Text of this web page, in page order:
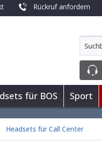
Rückruf anfordern
für BOS Sport
Headsets für Call Center